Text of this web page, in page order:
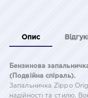
Опис
Бензинова
(Подвійна спіраль).
Запальничка Zippo
надійності та стилю.